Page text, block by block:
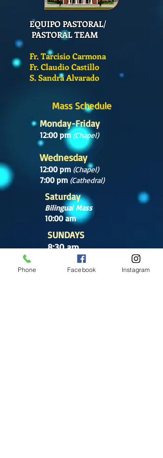
EQUIPO PASTORAL/
PASTORAL TEAM
Fr. Tarcisio Carmona
Fr. Claudio Castillo
S. Sandra Alvarado
Mass Schedule
Monday-Friday
12:00 pm (Chapel)
Wednesday
12:00 pm (Chapel)
7:00 pm (Cathedral)
Saturday
Bilingual Mass
10:00 am
SUNDAYS
8:30 am
(Cathedral)
10:00 am
Phone Facebook Instagram